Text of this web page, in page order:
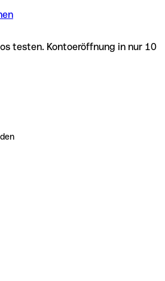
testen. Kontoeröffnung in nur 10